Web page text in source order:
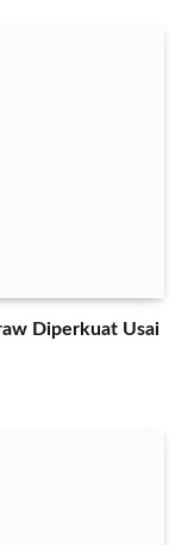
Diperkuat Usai